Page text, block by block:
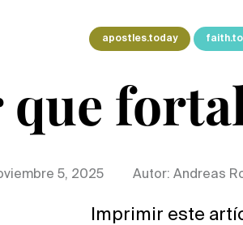
apostles.today
5, 2025 Autor: Andreas
Imprimir este